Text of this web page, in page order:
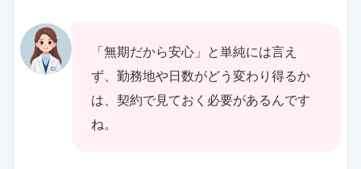
「無期だから安心」と単純には言え
ず、勤務地や日数がどう変わり得るか
は、契約で見ておく必要があるんです
ね。